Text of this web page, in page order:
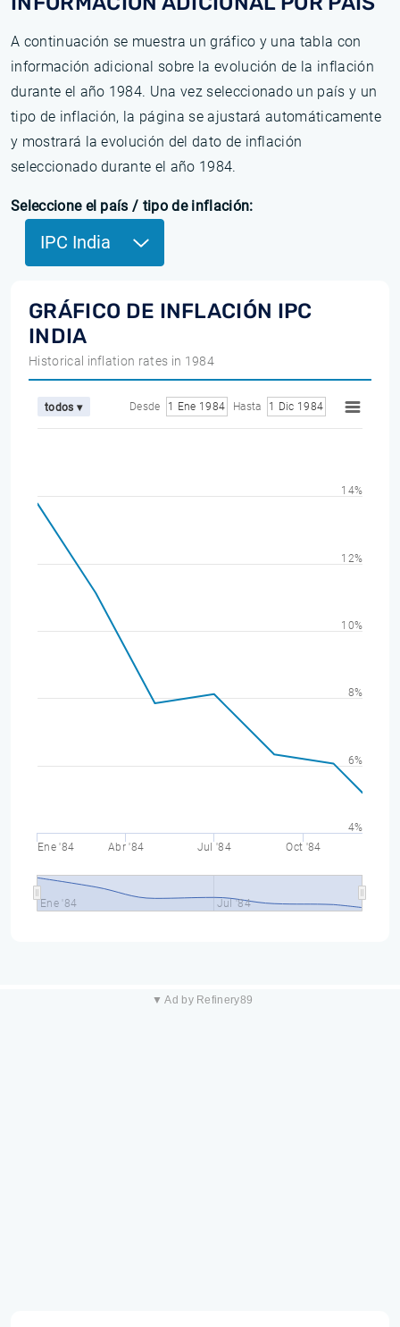
A continuación se muestra un gráfico y una tabla con
información adicional sobre la evolución de la inflación
durante el año 1984. Una vez seleccionado un país y un
tipo de inflación, la página se ajustará automáticamente
y mostrará la evolución del dato de inflación
seleccionado durante el año 1984.
Seleccione el país / tipo de inflación:
IPC India
GRÁFICO DE INFLACIÓN IPC
INDIA
Historical inflation rates in 1984
todos ▾ Desde 1 Ene 1984 Hasta 1 Dic 1984
Ene '84 Abr '84 Jul '84 Oct '84
Ene '84 Jul '84
4%
6%
8%
10%
12%
14%
▼ Ad by Refinery89